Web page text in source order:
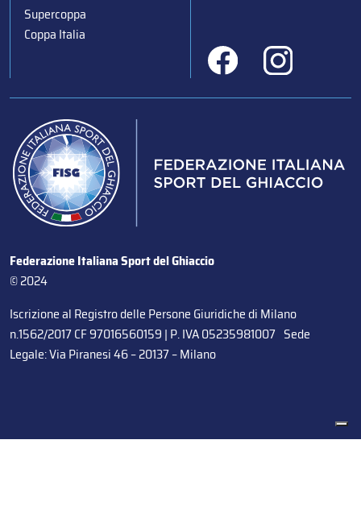
Supercoppa
Coppa Italia
Federazione Italiana Sport del Ghiaccio
© 2024
Iscrizione al Registro delle Persone Giuridiche di Milano
n.1562/2017 CF 97016560159 | P. IVA 05235981007 Sede
Legale: Via Piranesi 46 – 20137 – Milano